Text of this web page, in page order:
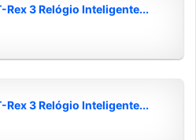
Rex 3 Relógio Inteligente...
Rex 3 Relógio Inteligente...